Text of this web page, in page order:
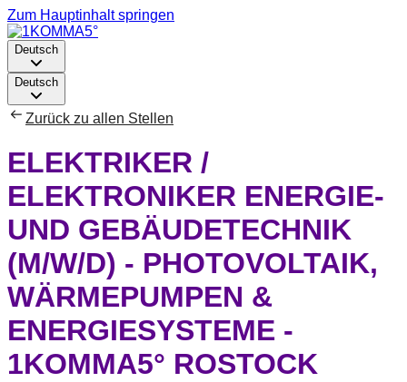
Zum Hauptinhalt springen
Deutsch
Deutsch
Zurück zu allen Stellen
ELEKTRIKER /
ELEKTRONIKER ENERGIE-
UND GEBÄUDETECHNIK
(M/W/D) - PHOTOVOLTAIK,
WÄRMEPUMPEN &
ENERGIESYSTEME -
1KOMMA5° ROSTOCK